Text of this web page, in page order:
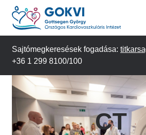
Ugrás
tartalomra
Sajtómegkeresések fogadása:
+36 1 299 8100/100
CT